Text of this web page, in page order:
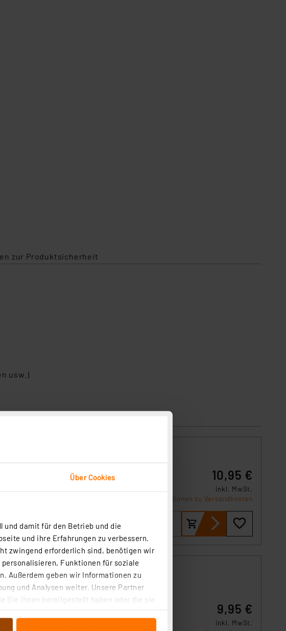
Über Cookies
und damit für den Betrieb und die
und ihre Erfahrungen zu verbessern.
zwingend erforderlich sind, benötigen wir
Funktionen für soziale
Außerdem geben wir Informationen zu
und Analysen weiter. Unsere Partner
Sie ihnen bereitgestellt haben oder die sie
zur Produktsicherheit
usw.)
10,95 €
inkl. MwSt.
Informationen zu Versandkosten
Der robuste
der Platine um
9,95 €
inkl. MwSt.